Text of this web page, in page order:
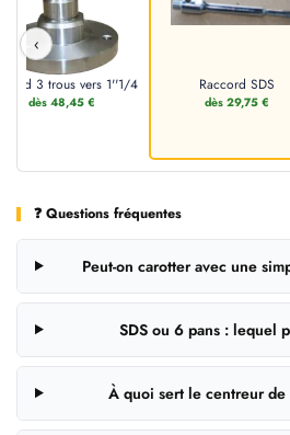
‹
3 trous vers 1''1/4
dès 48,45 €
Raccord SDS
dès 29,75 €
❓ Questions fréquentes
Peut-on carotter avec une
SDS ou 6 pans : lequel
À quoi sert le centreur